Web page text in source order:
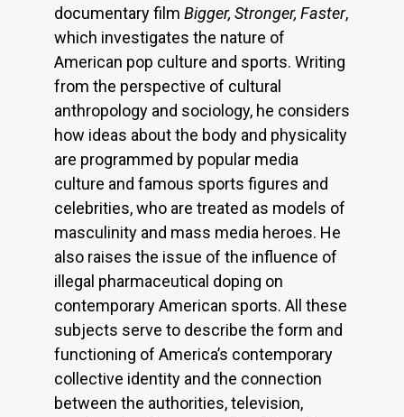
documentary film Bigger, Stronger, Faster,
which investigates the nature of
American pop culture and sports. Writing
from the perspective of cultural
anthropology and sociology, he considers
how ideas about the body and physicality
are programmed by popular media
culture and famous sports figures and
celebrities, who are treated as models of
masculinity and mass media heroes. He
also raises the issue of the influence of
illegal pharmaceutical doping on
contemporary American sports. All these
subjects serve to describe the form and
functioning of America’s contemporary
collective identity and the connection
between the authorities, television,